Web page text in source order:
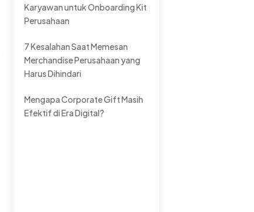
Karyawan untuk Onboarding Kit
Perusahaan
7 Kesalahan Saat Memesan
Merchandise Perusahaan yang
Harus Dihindari
Mengapa Corporate Gift Masih
Efektif di Era Digital?